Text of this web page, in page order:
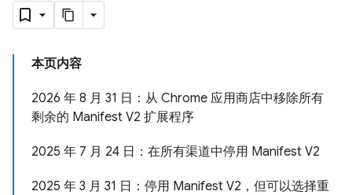
本页内容
2026 年 8 月 31 日：从 Chrome 应用商店中移除所有
剩余的 Manifest V2 扩展程序
2025 年 7 月 24 日：在所有渠道中停用 Manifest V2
2025 年 3 月 31 日：停用 Manifest V2，但可以选择重